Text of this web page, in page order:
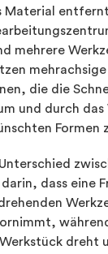
Material
mehrere
mehrachsige
die die
und durch
Formen
dass eine
dreht